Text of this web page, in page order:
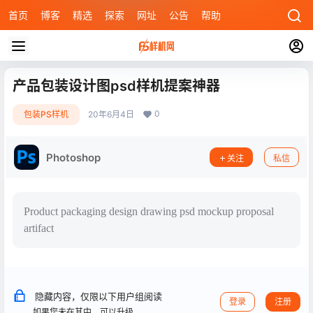
首页 博客 精选 探索 网址 公告 帮助
产品包装设计图psd样机提案神器
包装PS样机 20年6月4日 0
Photoshop 关注 私信
Product packaging design drawing psd mockup proposal
artifact
隐藏内容，仅限以下用户组阅读 登录 注册